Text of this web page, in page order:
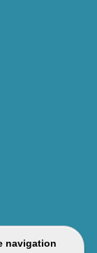
navigation